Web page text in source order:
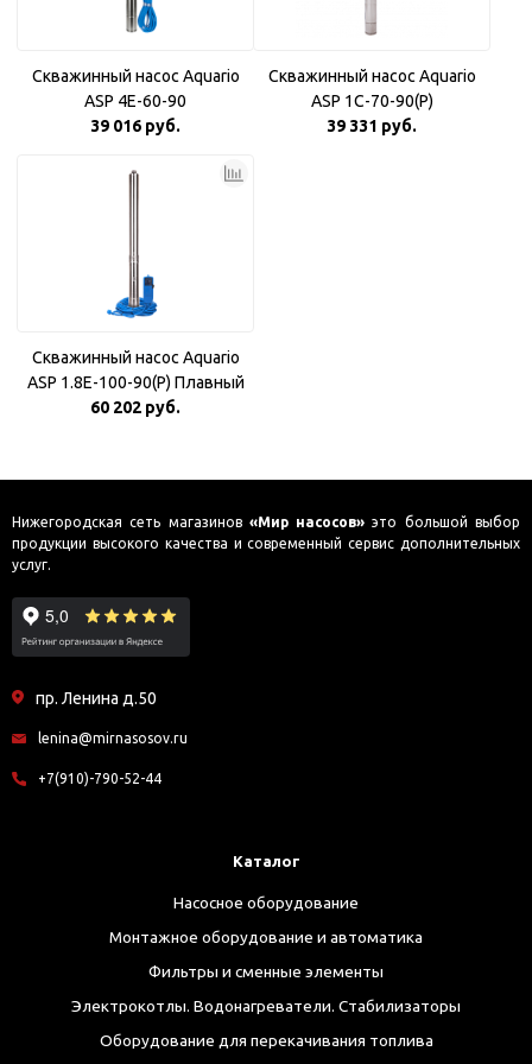
Скважинный насос Aquario
ASP 4E-60-90
39 016 руб.
Скважинный насос Aquario
ASP 1С-70-90(P)
39 331 руб.
Скважинный насос Aquario
ASP 1.8E-100-90(P) Плавный
пуск
60 202 руб.
Нижегородская сеть магазинов «Мир насосов» это большой выбор
продукции высокого качества и современный сервис дополнительных
услуг.
пр. Ленина д.50
lenina@mirnasosov.ru
+7(910)-790-52-44
Каталог
Насосное оборудование
Монтажное оборудование и автоматика
Фильтры и сменные элементы
Электрокотлы. Водонагреватели. Стабилизаторы
Оборудование для перекачивания топлива